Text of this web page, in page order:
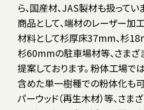
ら、国産材、JAS製材も扱ってい
商品として、端材のレーザー加
材料として杉厚床37mm、杉
杉60mmの駐車場材等、さまざ
提案しております。 粉体工場で
含めた単一樹種での粉体化も可
パーウッド（再生木材）等、さま